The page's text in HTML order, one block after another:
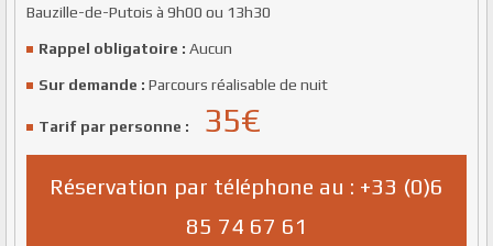
Bauzille-de-Putois à 9h00 ou 13h30
Rappel obligatoire : Aucun
Sur demande : Parcours réalisable de nuit
Tarif par personne : 35€
Réservation par téléphone au : +33 (0)6
85 74 67 61